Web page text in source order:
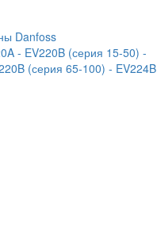
Danfoss
- EV220B (серия 15-50) -
(серия 65-100) - EV224B